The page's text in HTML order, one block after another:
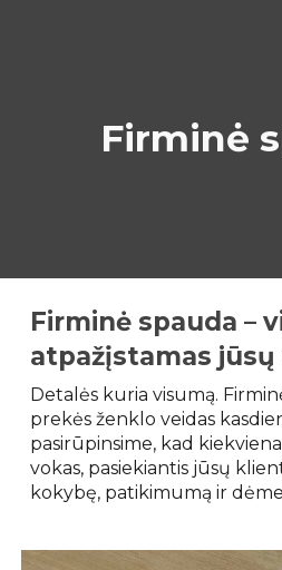
Firminė
Firminė spauda –
atpažįstamas
Detalės kuria visumą.
prekės ženklo veidas
pasirūpinsime, kad
vokas, pasiekiantis jūsų
kokybę, patikimumą ir